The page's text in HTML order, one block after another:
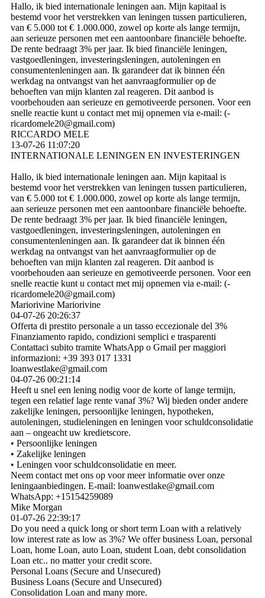
Hallo, ik bied internationale leningen aan. Mijn kapitaal is
bestemd voor het verstrekken van leningen tussen particulieren,
van € 5.000 tot € 1.000.000, zowel op korte als lange termijn,
aan serieuze personen met een aantoonbare financiële behoefte.
De rente bedraagt ​​3% per jaar. Ik bied financiële leningen,
vastgoedleningen, investeringsleningen, autoleningen en
consumentenleningen aan. Ik garandeer dat ik binnen één
werkdag na ontvangst van het aanvraagformulier op de
behoeften van mijn klanten zal reageren. Dit aanbod is
voorbehouden aan serieuze en gemotiveerde personen. Voor een
snelle reactie kunt u contact met mij opnemen via e-mail: (­
ricardomele20@­gmail.­com)­
RICCARDO MELE
13-07-26 11:07:20
INTERNATIONALE LENINGEN EN INVESTERINGEN
Hallo, ik bied internationale leningen aan. Mijn kapitaal is
bestemd voor het verstrekken van leningen tussen particulieren,
van € 5.000 tot € 1.000.000, zowel op korte als lange termijn,
aan serieuze personen met een aantoonbare financiële behoefte.
De rente bedraagt ​​3% per jaar. Ik bied financiële leningen,
vastgoedleningen, investeringsleningen, autoleningen en
consumentenleningen aan. Ik garandeer dat ik binnen één
werkdag na ontvangst van het aanvraagformulier op de
behoeften van mijn klanten zal reageren. Dit aanbod is
voorbehouden aan serieuze en gemotiveerde personen. Voor een
snelle reactie kunt u contact met mij opnemen via e-mail: (­
ricardomele20@­gmail.­com)­
Mariorivine Mariorivine
04-07-26 20:26:37
Offerta di prestito personale a un tasso eccezionale del 3%
Finanziamento rapido, condizioni semplici e trasparenti
Contattaci subito tramite WhatsApp o Gmail per maggiori
informazioni: +39 393 017 1331
loanwestlake@gmail.com
04-07-26 00:21:14
Heeft u snel een lening nodig voor de korte of lange termijn,
tegen een relatief lage rente vanaf 3%? Wij bieden onder andere
zakelijke leningen, persoonlijke leningen, hypotheken,
autoleningen, studieleningen en leningen voor schuldconsolidatie
aan – ongeacht uw kredietscore.
• Persoonlijke leningen
• Zakelijke leningen
• Leningen voor schuldconsolidatie en meer.
Neem contact met ons op voor meer informatie over onze
leningaanbiedingen. E-mail: loanwestlake@gmail.com
WhatsApp: +15154259089
Mike Morgan
01-07-26 22:39:17
Do you need a quick long or short term Loan with a relatively
low interest rate as low as 3%? We offer business Loan, personal
Loan, home Loan, auto Loan, student Loan, debt consolidation
Loan etc.. no matter your credit score.
Personal Loans (Secure and Unsecured)
Business Loans (Secure and Unsecured)
Consolidation Loan and many more.